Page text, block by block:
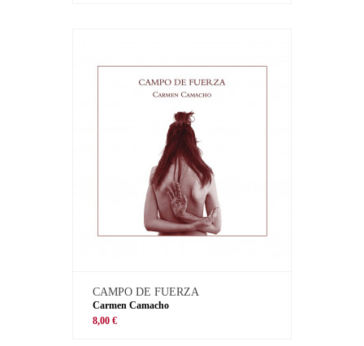
CAMPO DE FUERZA
Carmen Camacho
8,00 €